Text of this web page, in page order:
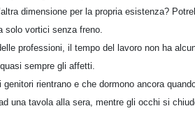
dimensione per la propria esistenza?
solo vortici senza freno.
professioni, il tempo del lavoro non ha
sempre gli affetti.
rientrano e che dormono ancora
una tavola alla sera, mentre gli occhi si